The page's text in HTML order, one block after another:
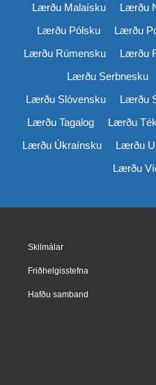
Lærðu Malaísku
Lærðu
Lærðu Pólsku
Lærðu
Lærðu Rúmensku
Lærðu
Lærðu Serbnesku
Lærðu Slóvensku
Lærðu
Lærðu Tagalog
Lærðu
Lærðu Úkraínsku
Lærðu
Lærðu
Skilmálar
Friðhelgisstefna
Hafðu samband